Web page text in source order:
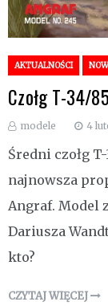
AKTUALNOŚCI
Czołg T-34/
modele 4
Średni czołg
najnowsza
Angraf. Model
Dariusza
kto?
CZYTAJ WIĘCEJ